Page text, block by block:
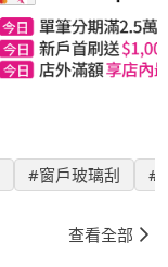
#窗戶玻璃刮 #
查看全部